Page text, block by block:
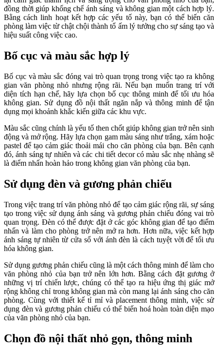
đồng thời giúp khống chế ánh sáng và không gian một cách hợp lý.
Bằng cách linh hoạt kết hợp các yếu tố này, bạn có thể biến căn
phòng làm việc từ chật chội thành tổ ấm lý tưởng cho sự sáng tạo và
hiệu suất công việc cao.
Bố cục và màu sắc hợp lý
Bố cục và màu sắc đóng vai trò quan trọng trong việc tạo ra không
gian văn phòng nhỏ nhưng rộng rãi. Nếu bạn muốn trang trí với
diện tích hạn chế, hãy lựa chọn bố cục thông minh để tối ưu hóa
không gian. Sử dụng đồ nội thất ngăn nắp và thông minh để tận
dụng mọi khoảnh khắc kiến giữa các khu vực.
Màu sắc cũng chính là yếu tố then chốt giúp không gian trở nên sinh
động và mở rộng. Hãy lựa chọn gam màu sáng như trắng, xám hoặc
pastel để tạo cảm giác thoải mái cho căn phòng của bạn. Bên cạnh
đó, ánh sáng tự nhiên và các chi tiết decor có màu sắc nhẹ nhàng sẽ
là điểm nhấn hoàn hảo trong không gian văn phòng của bạn.
Sử dụng đèn và gương phản chiếu
Trong việc trang trí văn phòng nhỏ để tạo cảm giác rộng rãi, sự sáng
tạo trong việc sử dụng ánh sáng và gương phản chiếu đóng vai trò
quan trọng. Đèn có thể được đặt ở các góc không gian để tạo điểm
nhấn và làm cho phòng trở nên mở ra hơn. Hơn nữa, việc kết hợp
ánh sáng tự nhiên từ cửa sổ với ánh đèn là cách tuyệt vời để tối ưu
hóa không gian.
Sử dụng gương phản chiếu cũng là một cách thông minh để làm cho
văn phòng nhỏ của bạn trở nên lớn hơn. Bằng cách đặt gương ở
những vị trí chiến lược, chúng có thể tạo ra hiệu ứng thị giác mở
rộng không chỉ trong không gian mà còn mang lại ánh sáng cho căn
phòng. Cùng với thiết kế tỉ mỉ và placement thông minh, việc sử
dụng đèn và gương phản chiếu có thể biến hoá hoàn toàn diện mạo
của văn phòng nhỏ của bạn.
Chọn đồ nội thất nhỏ gọn, thông minh